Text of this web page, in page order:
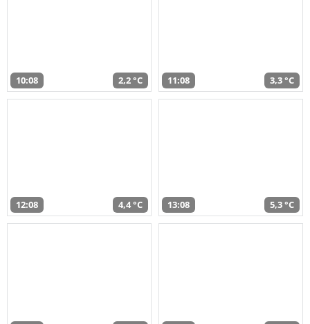
10:08 2,2 °C 11:08 3,3 °C
12:08 4,4 °C 13:08 5,3 °C